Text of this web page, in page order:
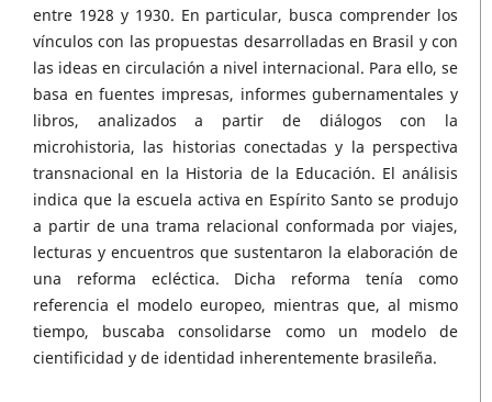
entre 1928 y 1930. En particular, busca comprender los
vínculos con las propuestas desarrolladas en Brasil y con
las ideas en circulación a nivel internacional. Para ello, se
basa en fuentes impresas, informes gubernamentales y
libros, analizados a partir de diálogos con la
microhistoria, las historias conectadas y la perspectiva
transnacional en la Historia de la Educación. El análisis
indica que la escuela activa en Espírito Santo se produjo
a partir de una trama relacional conformada por viajes,
lecturas y encuentros que sustentaron la elaboración de
una reforma ecléctica. Dicha reforma tenía como
referencia el modelo europeo, mientras que, al mismo
tiempo, buscaba consolidarse como un modelo de
cientificidad y de identidad inherentemente brasileña.